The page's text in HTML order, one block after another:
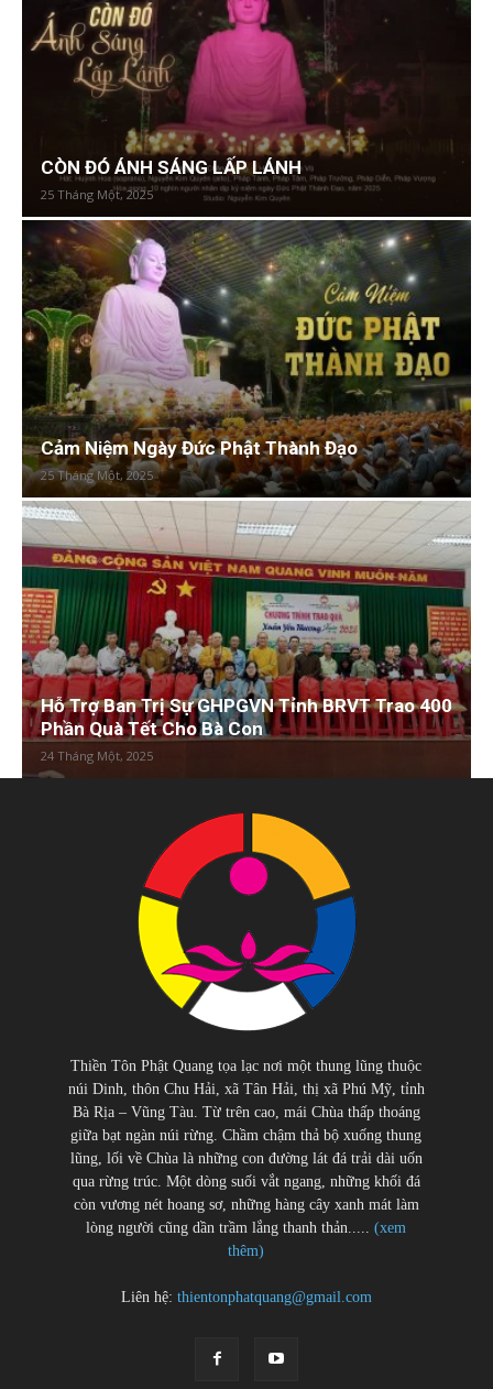
CÒN ĐÓ ÁNH SÁNG LẤP LÁNH
25 Tháng Một, 2025
Cảm Niệm Ngày Đức Phật Thành Đạo
25 Tháng Một, 2025
Hỗ Trợ Ban Trị Sự GHPGVN Tỉnh BRVT Trao 400
Phần Quà Tết Cho Bà Con
24 Tháng Một, 2025
Thiền Tôn Phật Quang tọa lạc nơi một thung lũng thuộc
núi Dinh, thôn Chu Hải, xã Tân Hải, thị xã Phú Mỹ, tỉnh
Bà Rịa – Vũng Tàu. Từ trên cao, mái Chùa thấp thoáng
giữa bạt ngàn núi rừng. Chầm chậm thả bộ xuống thung
lũng, lối về Chùa là những con đường lát đá trải dài uốn
qua rừng trúc. Một dòng suối vắt ngang, những khối đá
còn vương nét hoang sơ, những hàng cây xanh mát làm
lòng người cũng dần trầm lắng thanh thản.....(xem
thêm)
Liên hệ: thientonphatquang@gmail.com